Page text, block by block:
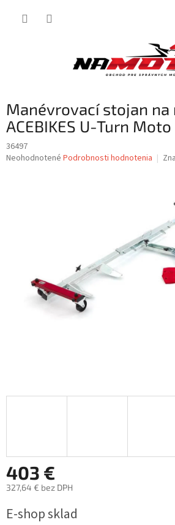
Manévrovací stojan na
ACEBIKES U-Turn
36497
Priemerné
Neohodnotené Podrobnosti hodnotenia
403 €
327,64 € bez DPH
cena:
E-shop sklad